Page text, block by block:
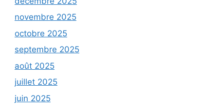
novembre 2025
octobre 2025
septembre 2025
août 2025
juillet 2025
juin 2025